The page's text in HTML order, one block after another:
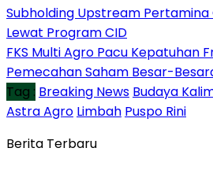
Subholding Upstream
Lewat Program CID
FKS Multi Agro Pacu Kepatuhan
Pemecahan Saham Besar-
Tag : Breaking News Budaya
Astra Agro Limbah Puspo Rini
Berita Terbaru